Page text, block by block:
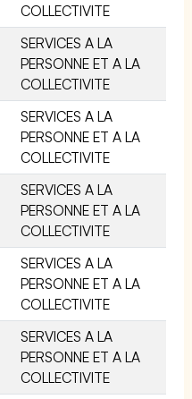
COLLECTIVITE
SERVICES A LA
PERSONNE ET A LA
COLLECTIVITE
SERVICES A LA
PERSONNE ET A LA
COLLECTIVITE
SERVICES A LA
PERSONNE ET A LA
COLLECTIVITE
SERVICES A LA
PERSONNE ET A LA
COLLECTIVITE
SERVICES A LA
PERSONNE ET A LA
COLLECTIVITE